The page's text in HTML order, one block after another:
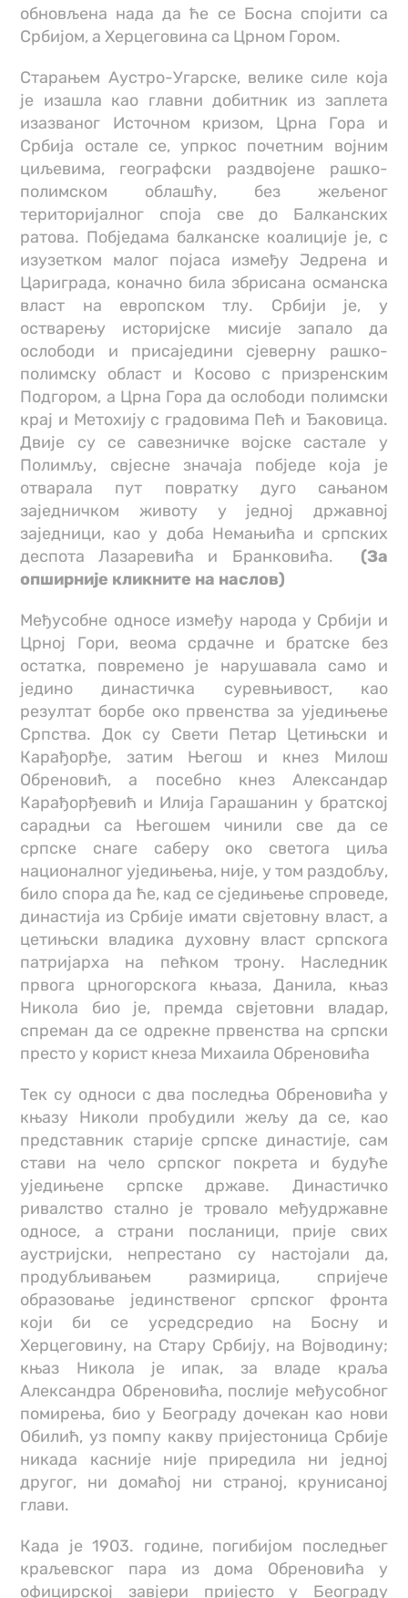
обновљена нада да ће се Босна спојити са
Србијом, а Херцеговина са Црном Гором.
Старањем Аустро-Угарске, велике силе која
је изашла као главни добитник из заплета
изазваног Источном кризом, Црна Гора и
Србија остале се, упркос почетним војним
циљевима, географски раздвојене рашко-
полимском облашћу, без жељеног
територијалног споја све до Балканских
ратова. Побједама балканске коалиције је, с
изузетком малог појаса између Једрена и
Цариграда, коначно била збрисана османска
власт на европском тлу. Србији је, у
остварењу историјске мисије запало да
ослободи и присаједини сјеверну рашко-
полимску област и Косово с призренским
Подгором, а Црна Гора да ослободи полимски
крај и Метохију с градовима Пећ и Ђаковица.
Двије су се савезничке војске састале у
Полимљу, свјесне значаја побједе која је
отварала пут повратку дуго сањаном
заједничком животу у једној државној
заједници, као у доба Немањића и српских
деспота Лазаревића и Бранковића. (За
опширније кликните на наслов)
Међусобне односе између народа у Србији и
Црној Гори, веома срдачне и братске без
остатка, повремено је нарушавала само и
једино династичка суревњивост, као
резултат борбе око првенства за уједињење
Српства. Док су Свети Петар Цетињски и
Карађорђе, затим Његош и кнез Милош
Обреновић, а посебно кнез Александар
Карађорђевић и Илија Гарашанин у братској
сарадњи са Његошем чинили све да се
српске снаге саберу око светога циља
националног уједињења, није, у том раздобљу,
било спора да ће, кад се сједињење спроведе,
династија из Србије имати свјетовну власт, а
цетињски владика духовну власт српскога
патријарха на пећком трону. Наследник
првога црногорскога књаза, Данила, књаз
Никола био је, премда свјетовни владар,
спреман да се одрекне првенства на српски
престо у корист кнеза Михаила Обреновића
Тек су односи с два последња Обреновића у
књазу Николи пробудили жељу да се, као
представник старије српске династије, сам
стави на чело српског покрета и будуће
уједињене српске државе. Династичко
ривалство стално је тровало међудржавне
односе, а страни посланици, прије свих
аустријски, непрестано су настојали да,
продубљивањем размирица, спријече
образовање јединственог српског фронта
који би се усредсредио на Босну и
Херцеговину, на Стару Србију, на Војводину;
књаз Никола је ипак, за владе краља
Александра Обреновића, послије међусобног
помирења, био у Београду дочекан као нови
Обилић, уз помпу какву пријестоница Србије
никада касније није приредила ни једној
другог, ни домаћој ни страној, крунисаној
глави.
Када је 1903. године, погибијом последњег
краљевског пара из дома Обреновића у
официрској завјери пријесто у Београду